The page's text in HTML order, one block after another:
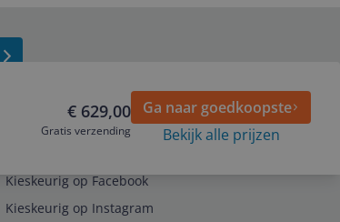
€ 629,00
Gratis verzending
Ga naar goedkoopste
Bekijk alle prijzen
Kieskeurig op Facebook
Kieskeurig op Instagram